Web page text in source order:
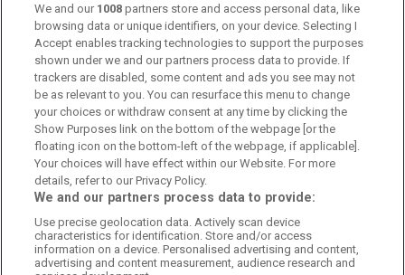
Kontakta oss
Kundtjänst
Sponsor: Rekatochklart
Annonsera på Fotbolldirekt
Redaktionell policy
Personuppgiftspolicy
Cookiepolicy
Arkiv
We and our 1008 partners store and access personal data, like
browsing data or unique identifiers, on your device. Selecting I
Accept enables tracking technologies to support the purposes
shown under we and our partners process data to provide. If
trackers are disabled, some content and ads you see may not
be as relevant to you. You can resurface this menu to change
your choices or withdraw consent at any time by clicking the
Show Purposes link on the bottom of the webpage [or the
floating icon on the bottom-left of the webpage, if applicable].
Your choices will have effect within our Website. For more
details, refer to our Privacy Policy.
We and our partners process data to provide:
Use precise geolocation data. Actively scan device
characteristics for identification. Store and/or access
information on a device. Personalised advertising and content,
advertising and content measurement, audience research and